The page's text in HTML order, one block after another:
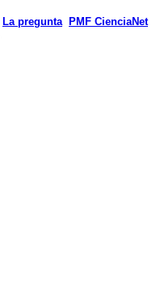
La pregunta PMF CienciaNet